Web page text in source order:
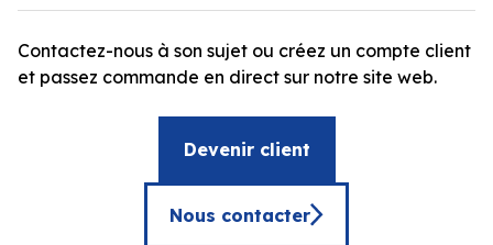
Contactez-nous à son sujet ou créez un compte client
et passez commande en direct sur notre site web.
Devenir client
Nous contacter